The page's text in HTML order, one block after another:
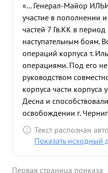
«... Генерал-Майор
участие в пополнении
частей 7 Гв.КК в
наступательным боям.
операций корпуса т.
операциями. Под его
руководством
корпуса части
Десна и
освобождении г.
наступательных
через р. Днепр и
Текст распознан
Показать исходный
Первая страница приказа